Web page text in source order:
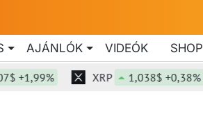
AJÁNLÓK VIDEÓK SHOP
XRP 1,038$ +0,38%